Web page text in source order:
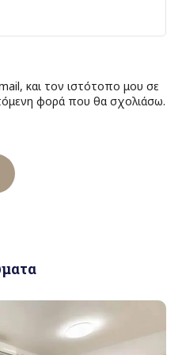
και τον ιστότοπο μου σε
φορά που θα σχολιάσω.